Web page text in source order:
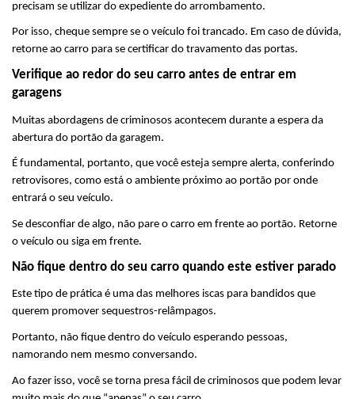
precisam se utilizar do expediente do arrombamento.
Por isso, cheque sempre se o veículo foi trancado. Em caso de dúvida,
retorne ao carro para se certificar do travamento das portas.
Verifique ao redor do seu carro antes de entrar em
garagens
Muitas abordagens de criminosos acontecem durante a espera da
abertura do portão da garagem.
É fundamental, portanto, que você esteja sempre alerta, conferindo
retrovisores, como está o ambiente próximo ao portão por onde
entrará o seu veículo.
Se desconfiar de algo, não pare o carro em frente ao portão. Retorne
o veículo ou siga em frente.
Não fique dentro do seu carro quando este estiver parado
Este tipo de prática é uma das melhores iscas para bandidos que
querem promover sequestros-relâmpagos.
Portanto, não fique dentro do veículo esperando pessoas,
namorando nem mesmo conversando.
Ao fazer isso, você se torna presa fácil de criminosos que podem levar